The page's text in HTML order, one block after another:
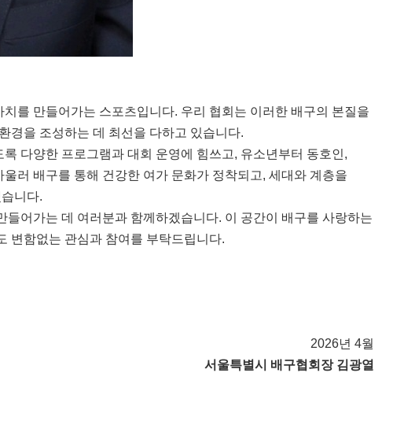
를 만들어가는 스포츠입니다. 우리 협회는 이러한 배구의 본질을
경을 조성하는 데 최선을 다하고 있습니다.
다양한 프로그램과 대회 운영에 힘쓰고, 유소년부터 동호인,
울러 배구를 통해 건강한 여가 문화가 정착되고, 세대와 계층을
니다.
들어가는 데 여러분과 함께하겠습니다. 이 공간이 배구를 사랑하는
변함없는 관심과 참여를 부탁드립니다.
2026년 4월
서울특별시 배구협회장 김광열